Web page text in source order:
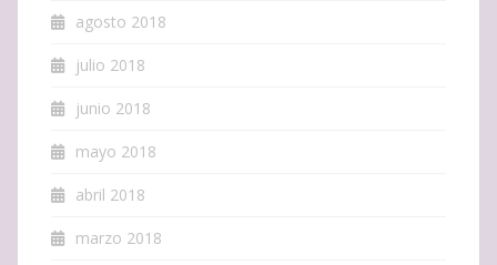
agosto 2018
julio 2018
junio 2018
mayo 2018
abril 2018
marzo 2018